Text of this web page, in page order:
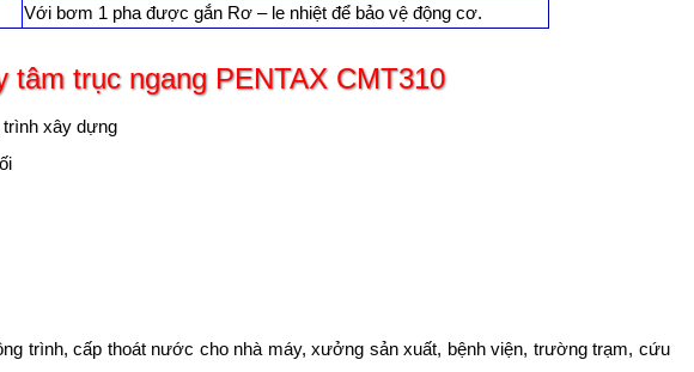
Với bơm 1 pha được gắn Rơ – le nhiệt để bảo vệ động cơ.
trục ngang PENTAX CMT310
xây dựng
trình, cấp thoát nước cho nhà máy, xưởng sản xuất, bệnh viện, trường trạm, cứu